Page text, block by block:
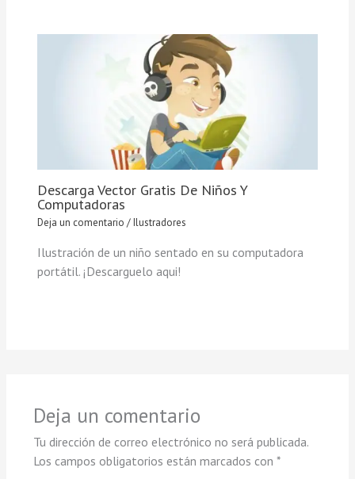
Descarga Vector Gratis De Niños Y
Computadoras
Deja un comentario /Ilustradores
Ilustración de un niño sentado en su computadora
portátil. ¡Descarguelo aqui!
Deja un comentario
Tu dirección de correo electrónico no será publicada.
Los campos obligatorios están marcados con *